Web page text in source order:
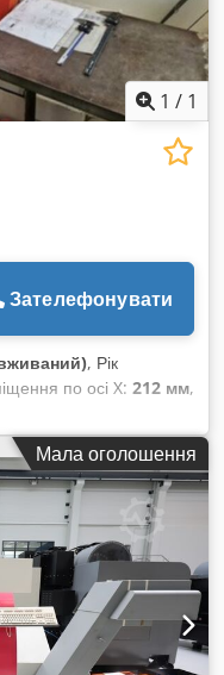
Specification
Tsmvjrf Driven Tools
1 / 1
Зателефонувати
, Рік
по осі X: 212 мм,
року випуску.
400 оснащений
2, що забезпечує
високоякісні
увагу на токарний
ми пропонуємо до
додаткової
Модель: CTX 400- Рік
функціональний-
Specification
Мала оголошення